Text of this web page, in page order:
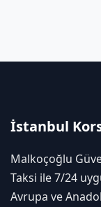
İstanbul
Malkoçoğlu
Taksi ile 7/24
Avrupa ve